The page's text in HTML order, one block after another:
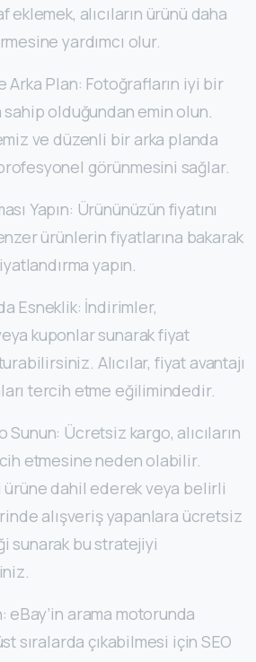
eklemek, alıcıların ürünü daha
yardımcı olur.
Arka Plan: Fotoğrafların iyi bir
sahip olduğundan emin olun.
ve düzenli bir arka planda
görünmesini sağlar.
Yapın: Ürününüzün fiyatını
ürünlerin fiyatlarına bakarak
yapın.
Esneklik: İndirimler,
kuponlar sunarak fiyat
Alıcılar, fiyat avantajı
tercih etme eğilimindedir.
Sunun: Ücretsiz kargo, alıcıların
etmesine neden olabilir.
ürüne dahil ederek veya belirli
alışveriş yapanlara ücretsiz
sunarak bu stratejiyi
eBay’in arama motorunda
sıralarda çıkabilmesi için SEO